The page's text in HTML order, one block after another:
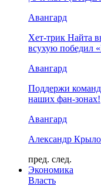
Авангард
Хет-трик Найта
всухую победил
Авангард
Поддержи
наших фан-зонах!
Авангард
Александр
пред. след.
Экономика
Власть